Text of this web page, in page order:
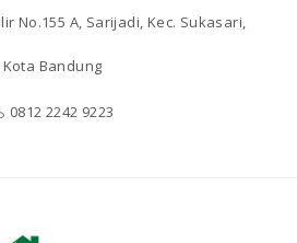
No.155 A, Sarijadi, Kec. Sukasari,
Kota Bandung
0812 2242 9223